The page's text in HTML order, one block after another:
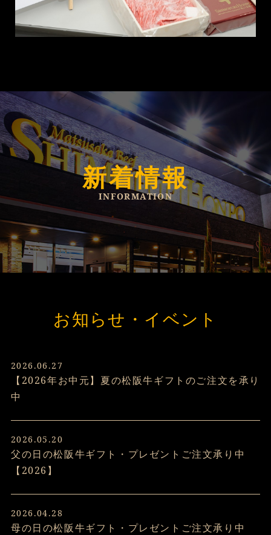
新着情報
INFORMATION
お知らせ・イベント
2026.06.27
【2026年お中元】夏の松阪牛ギフトのご注文を承り
中
2026.05.20
父の日の松阪牛ギフト・プレゼントご注文承り中
【2026】
2026.04.28
母の日の松阪牛ギフト・プレゼントご注文承り中